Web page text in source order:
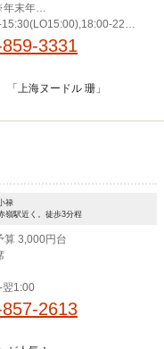
15:30(LO15:00),18:00-22:3
3331
上海ヌードル 珊」
禄
嶺駅近く。徒歩3分程
算 3,000円台
翌1:00
2613